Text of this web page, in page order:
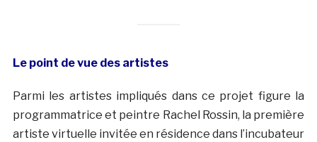
Le point de vue des artistes
Parmi les artistes impliqués dans ce projet figure la
programmatrice et peintre Rachel Rossin, la première
artiste virtuelle invitée en résidence dans l’incubateur